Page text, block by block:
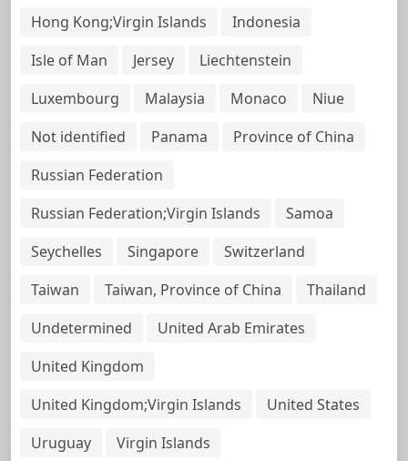
Hong Kong;Virgin Islands
Indonesia
Isle of Man
Jersey
Liechtenstein
Luxembourg
Malaysia Monaco
Niue
Not identified
Panama
Province of China
Russian Federation
Russian Federation;Virgin Islands
Samoa
Seychelles
Singapore
Switzerland
Taiwan
Taiwan, Province of China
Thailand
Undetermined
United Arab Emirates
United Kingdom
United Kingdom;Virgin Islands
United States
Uruguay
Virgin Islands